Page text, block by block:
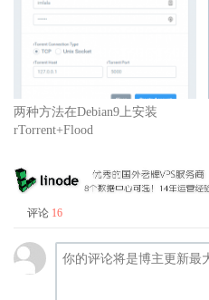
两种方法在Debian9上安装
rTorrent+Flood
评论 16